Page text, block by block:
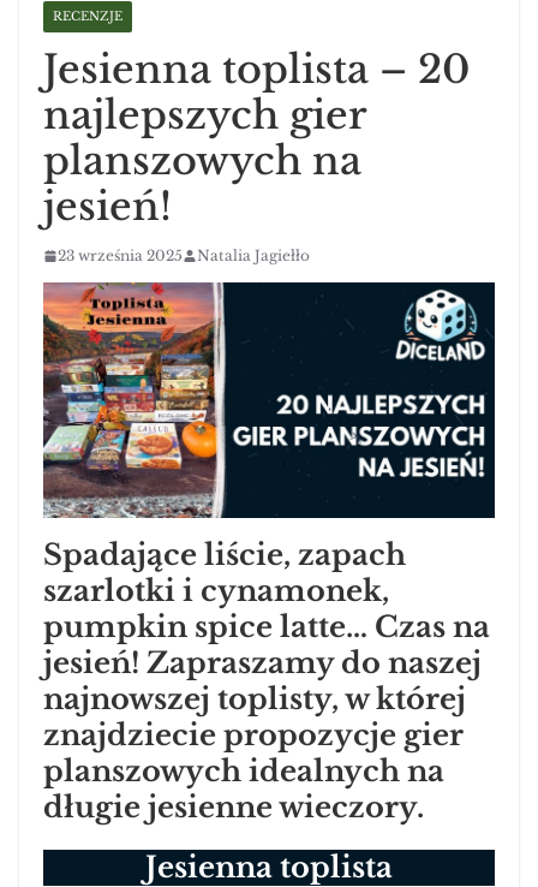
RECENZJE
Jesienna toplista – 20
najlepszych gier
planszowych na
jesień!
23 września 2025 Natalia Jagiełło
Spadające liście, zapach
szarlotki i cynamonek,
pumpkin spice latte… Czas na
jesień! Zapraszamy do naszej
najnowszej toplisty, w której
znajdziecie propozycje gier
planszowych idealnych na
długie jesienne wieczory.
Jesienna toplista